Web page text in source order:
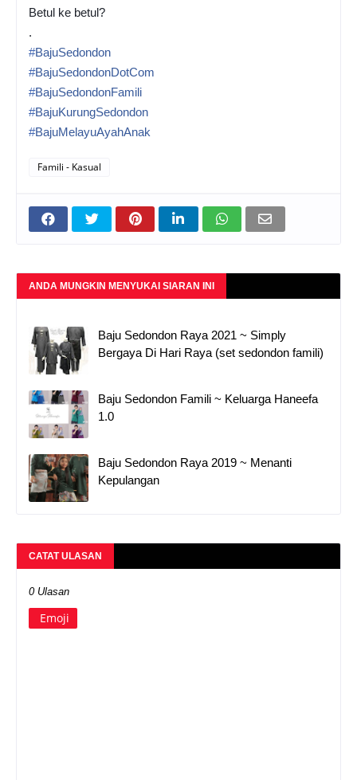
Betul ke betul?
.
#BajuSedondon
#BajuSedondonDotCom
#BajuSedondonFamili
#BajuKurungSedondon
#BajuMelayuAyahAnak
Famili - Kasual
ANDA MUNGKIN MENYUKAI SIARAN INI
Baju Sedondon Raya 2021 ~ Simply
Bergaya Di Hari Raya (set sedondon famili)
Baju Sedondon Famili ~ Keluarga Haneefa
1.0
Baju Sedondon Raya 2019 ~ Menanti
Kepulangan
CATAT ULASAN
0 Ulasan
Emoji